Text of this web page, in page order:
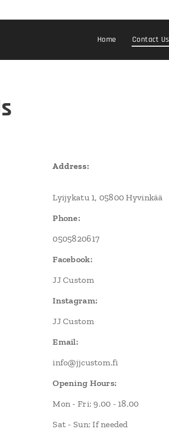
Home Contact Us
Address:
Lyijykatu 1, 05800 Hyvinkää
Phone:
0505820617
Facebook:
JJ Custom
Instagram:
JJ Custom
Email:
info@jjcustom.fi
Opening Hours:
Mon - Fri: 9.00 - 18.00
Sat - Sun: If needed